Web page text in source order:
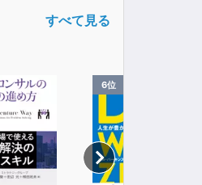
すべて見る
6位